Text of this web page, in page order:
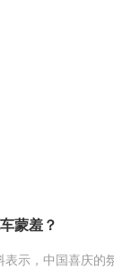
蒙羞？
示，中国喜庆的